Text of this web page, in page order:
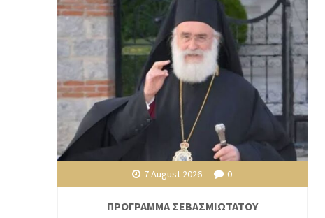
7 August 2026 0
ΠΡΟΓΡΑΜΜΑ ΣΕΒΑΣΜΙΩΤΑΤΟΥ